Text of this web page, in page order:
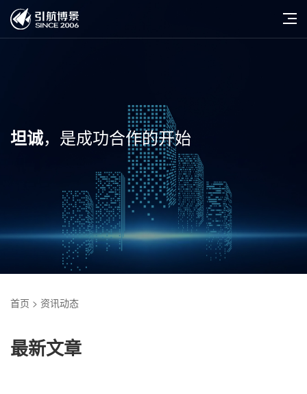
坦诚，是成功合作的开始
首页 > 资讯动态
最新文章